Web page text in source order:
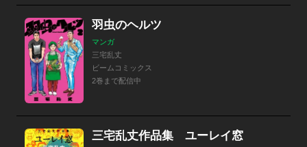
羽虫のヘルツ
マンガ
三宅乱丈
ビームコミックス
2巻まで配信中
三宅乱丈作品集 ユーレイ窓